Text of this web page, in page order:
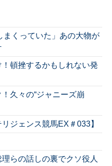
まくっていた」あの大物が
頓挫するかもしれない発
久々の“ジャニーズ崩
ジェンス競馬EX＃033】
らの話しの裏でクソ役人